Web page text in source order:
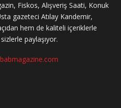
Fiskos, Alışveriş Saati, Konuk
gazeteci Atılay Kandemir,
hem de kaliteli içeriklerle
paylaşıyor.